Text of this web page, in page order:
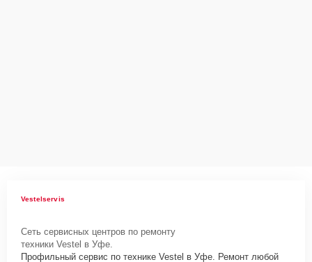
Vestelservis
Сеть сервисных центров по ремонту
техники Vestel в Уфе.
Профильный сервис по технике Vestel в Уфе. Ремонт любой